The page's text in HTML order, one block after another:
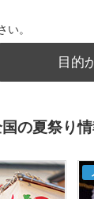
。
目的
の夏祭り